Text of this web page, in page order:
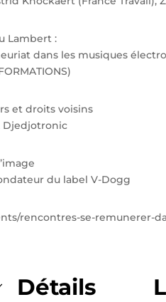
Lambert :
dans les musiques
et droits voisins
Djedjotronic
du label V-Dogg
rencontres-se-remunerer-
Détails